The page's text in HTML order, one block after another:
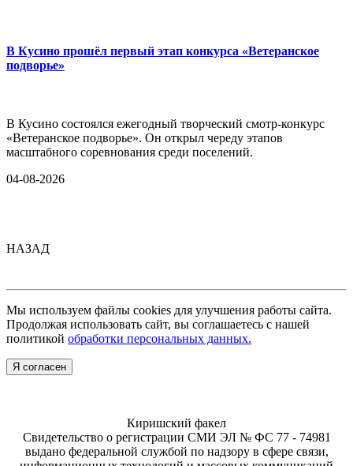
В Кусино прошёл первый этап конкурса «Ветеранское
подворье»
В Кусино состоялся ежегодный творческий смотр-конкурс
«Ветеранское подворье». Он открыл череду этапов
масштабного соревнования среди поселений.
04-08-2026
НАЗАД
Мы используем файлы cookies для улучшения работы сайта.
Продолжая использовать сайт, вы соглашаетесь с нашей
политикой обработки персональных данных.
Я согласен
Киришский факел
Свидетельство о регистрации СМИ ЭЛ № ФС 77 - 74981
выдано федеральной службой по надзору в сфере связи,